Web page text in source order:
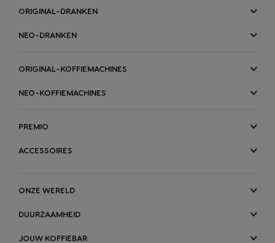
ORIGINAL-DRANKEN
NEO-DRANKEN
ORIGINAL-KOFFIEMACHINES
NEO-KOFFIEMACHINES
PREMIO
ACCESSOIRES
ONZE WERELD
DUURZAAMHEID
JOUW KOFFIEBAR